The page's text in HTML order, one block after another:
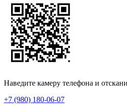
Наведите камеру телефона и
+7 (980) 180-06-07